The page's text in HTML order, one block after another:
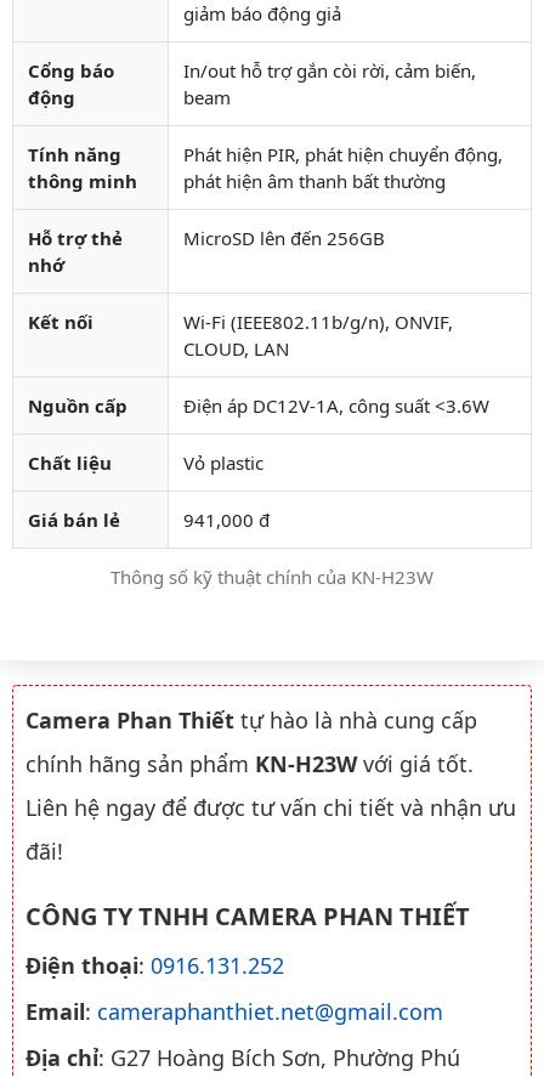
Thông số kỹ thuật chính của KN-H23W
giảm báo động giả
Cổng báo
động
In/out hỗ trợ gắn còi rời, cảm biến,
beam
Tính năng
thông minh
Phát hiện PIR, phát hiện chuyển động,
phát hiện âm thanh bất thường
Hỗ trợ thẻ
nhớ
MicroSD lên đến 256GB
Kết nối
Wi-Fi (IEEE802.11b/g/n), ONVIF,
CLOUD, LAN
Nguồn cấp Điện áp DC12V-1A, công suất <3.6W
Chất liệu Vỏ plastic
Giá bán lẻ 941,000 đ
Camera Phan Thiết tự hào là nhà cung cấp
chính hãng sản phẩm KN-H23Wvới giá tốt.
Liên hệ ngay để được tư vấn chi tiết và nhận ưu
đãi!
CÔNG TY TNHH CAMERA PHAN THIẾT
Điện thoại: 0916.131.252
Email: cameraphanthiet.net@gmail.com
Địa chỉ: G27 Hoàng Bích Sơn, Phường Phú